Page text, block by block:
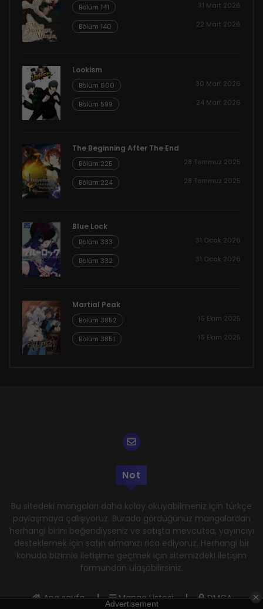
Bölüm 141 31 Mart 2026
Bölüm 140 22 Mart 2026
Lookism
Bölüm 600 30 Mart 2026
Bölüm 599 24 Mart 2026
The Beginning After The End
Bölüm 225 28 Temmuz 2025
Bölüm 224 28 Temmuz 2025
Blue Lock
Bölüm 333 31 Ocak 2026
Bölüm 332 31 Ocak 2026
Martial Peak
Bölüm 3852 16 Ekim 2025
Bölüm 3851 16 Ekim 2025
Not
Bu sitedeki mangaları daha kolay okuyabilmeniz için türkçe
paylaşmaya çalışıyoruz. Burada gördüğünüz mangalardan
herhangi birini beğendiyseniz ve satışta mevcutsa, yayıncıyı
desteklemek için satın almanızı rica ediyoruz. Herhangi bir
konuda bizimle iletişime geçmek için sitemizdeki iletişim
formundan ulaşabilirsiniz.
Ana sayfa Manga Listesi
DMCA